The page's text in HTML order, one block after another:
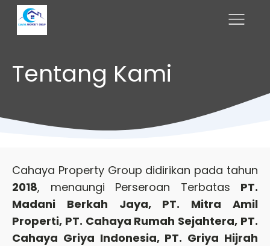
Tentang Kami
Cahaya Property Group didirikan pada tahun
2018, menaungi Perseroan Terbatas PT.
Madani Berkah Jaya, PT. Mitra Amil
Properti, PT. Cahaya Rumah Sejahtera, PT.
Cahaya Griya Indonesia, PT. Griya Hijrah